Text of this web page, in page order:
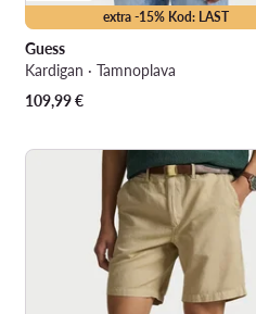
extra -15% Kod: LAST
Guess
Kardigan · Tamnoplava
109,99€